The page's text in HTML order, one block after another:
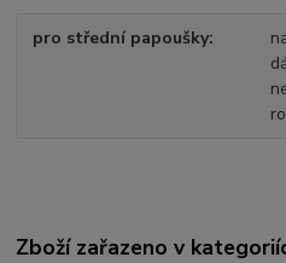
pro střední papoušky
Zboží zařazeno v